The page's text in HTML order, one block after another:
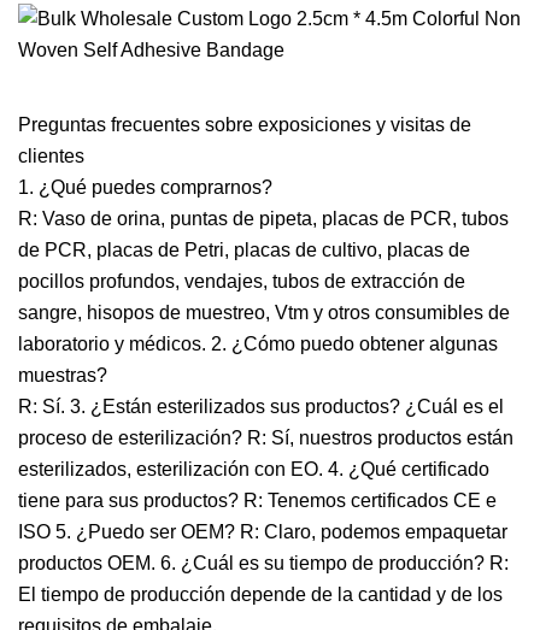
Preguntas frecuentes sobre exposiciones y visitas de
clientes
1. ¿Qué puedes comprarnos?
R: Vaso de orina, puntas de pipeta, placas de PCR, tubos
de PCR, placas de Petri, placas de cultivo, placas de
pocillos profundos, vendajes, tubos de extracción de
sangre, hisopos de muestreo, Vtm y otros consumibles de
laboratorio y médicos. 2. ¿Cómo puedo obtener algunas
muestras?
R: Sí. 3. ¿Están esterilizados sus productos? ¿Cuál es el
proceso de esterilización? R: Sí, nuestros productos están
esterilizados, esterilización con EO. 4. ¿Qué certificado
tiene para sus productos? R: Tenemos certificados CE e
ISO 5. ¿Puedo ser OEM? R: Claro, podemos empaquetar
productos OEM. 6. ¿Cuál es su tiempo de producción? R:
El tiempo de producción depende de la cantidad y de los
requisitos de embalaje.